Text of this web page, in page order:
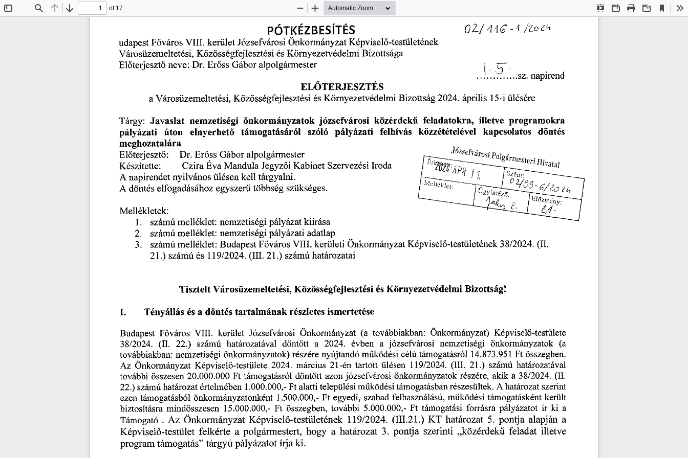
Find Previous
Next
of 17
Presentation
OpenPrint Download
Current
View
Zoom
Zoom
PÓTKÉZBESÍTÉS
udapest Főváros VIII. kerület Józsefvárosi Önkormányzat Képviselő-testületének
Városüzemeltetési, Közösségfejlesztési és Környezetvédelmi Bizottsága
Előterjesztő neve: Dr. Erőss Gábor alpolgármester :
ç.
...................sz. napirend
ELŐTERJESZTÉS
a Városüzemeltetési, Közösségfejlesztési és Környezetvédelmi Bizottság 2024. április 15-i ülésére
Tárgy: Javaslat nemzetiségi önkormányzatok józsefvárosi közérdekű feladatokra, illetve programokra
pályázati
úton elnyerhető támogatásáról szóló pályázati felhívás közzétételével kapcsolatos
döntés
meghozatalára
Előterjesztő: Dr. Erőss Gábor alpolgármester
Készítette:
Czira Éva Mandula Jegyzői Kabinet Szervezési Iroda
A napirendet nyilvános ülésen kell tárgyalni.
A döntés elfogadásához egyszerű többség szükséges.
Mellékletek:
1.
számú melléklet: nemzetiségi pályázat kiírása
2.
számú melléklet: nemzetiségi pályázati adatlap
3.
számú melléklet: Budapest Főváros Vili, kerületi Önkormányzat Képviselő-testületének38/2024.
21.) számú és 119/2024. (III. 21.) számú határozatai
Tisztelt Városüzemeltetési, Közösségfejlesztési és Környezetvédelmi Bizottság!
I. Tényállás és a döntés tartalmának részletes ismertetése
Budapest Főváros VIII. kerület Józsefvárosi Önkormányzat (a továbbiakban: Önkormányzat) Képviselő-testülete
38/2024.
(II. 22.) számú határozatával döntött a 2024. évben a józsefvárosi nemzetiségi önkormányzatok (a
továbbiakban: nemzetiségi önkormányzatok) részére nyújtandó működési célú támogatásról 14.873.951 Ft összegben.
Az Önkormányzat Képviselő-testülete 2024. március 21-én tartott ülésen 119/2024. (111. 21.) számú határozatával
további összesen 20.000.000 Ft támogatásról döntött azon józsefvárosi önkormányzatok részére, akik a 38/2024. (II.
22.) számú határozat értelmében 1.000.000,- Ft alatti települési működési támogatásban részesültek. A határozat szerint
ezen támogatásból önkormányzatonként 1.500.000,- Ft egyedi, szabad felhasználású, működési támogatásként került
biztosításra mindösszesen 15.000.000,- Ft összegben, további 5.000.000,- Ft támogatási forrásra pályázatot ír ki a
Támogató . Az Önkormányzat Képviselő-testületének 119/2024. (III.21.) KT határozat 5. pontja alapján a
Képviselő-testület felkérte a polgármestert, hogy a határozat 3. pontja szerinti „közérdekű feladat illetve
program támogatás” tárgyú pályázatot írja ki.